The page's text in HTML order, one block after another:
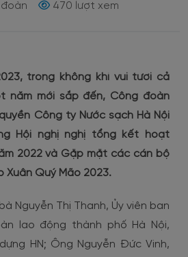
ống cấp nước
đồng hồ đo nước
nguồn cấp nước
Ký lại hợp đồng
470 lượt xem
trong không khí vui tươi cả
năm mới sắp đến, Công đoàn
Công ty Nước sạch Hà Nội
Hội nghị nghị tổng kết hoạt
2022 và Gặp mặt các cán bộ
Xuân Quý Mão 2023.
Nguyễn Thị Thanh, Ủy viên ban
lao động thành phố Hà Nội,
HN; Ông Nguyễn Đức Vinh,